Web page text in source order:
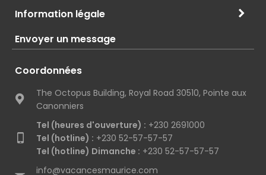
Information légale
Envoyer un message
Coordonnées
The Octopus Building, Royal Road 30510, Pointe aux
Canonniers
Tel (heures d'ouverture) : +230 2691000
Tel (hotline) : +230 52-57-57-57
Tel (hotline) Dimanche : +230 52-57-57-57
info@vacancesmaurice.com